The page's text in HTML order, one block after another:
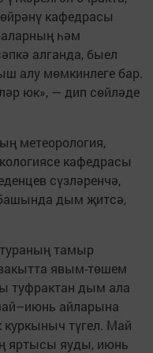
кафедрасы
һәм
алганда, быел
алу мөмкинлеге бар.
юк», — дип сөйләде
метеорология,
кафедрасы
сүзләренчә,
башында дым җитсә,
тамыр
явым-төшем
туфрактан дым ала
айларына
түгел. Май
яртысы яуды, июнь